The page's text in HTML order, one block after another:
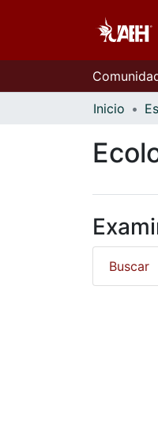
Inicio
Buscar